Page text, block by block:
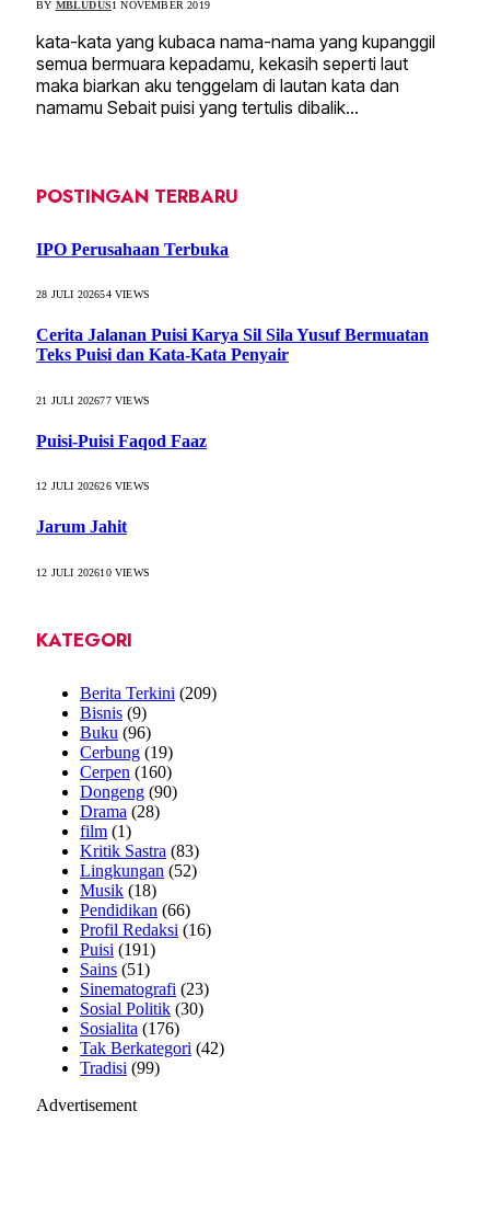
BY MBLUDUS1 NOVEMBER 2019
kata-kata yang kubaca nama-nama yang kupanggil
semua bermuara kepadamu, kekasih seperti laut
maka biarkan aku tenggelam di lautan kata dan
namamu Sebait puisi yang tertulis dibalik…
POSTINGAN TERBARU
IPO Perusahaan Terbuka
28 JULI 202654VIEWS
Cerita Jalanan Puisi Karya Sil Sila Yusuf Bermuatan
Teks Puisi dan Kata-Kata Penyair
21 JULI 202677VIEWS
Puisi-Puisi Faqod Faaz
12 JULI 202626VIEWS
Jarum Jahit
12 JULI 202610VIEWS
KATEGORI
Berita Terkini (209)
Bisnis (9)
Buku (96)
Cerbung (19)
Cerpen (160)
Dongeng (90)
Drama (28)
film (1)
Kritik Sastra (83)
Lingkungan (52)
Musik (18)
Pendidikan (66)
Profil Redaksi (16)
Puisi (191)
Sains (51)
Sinematografi (23)
Sosial Politik (30)
Sosialita (176)
Tak Berkategori (42)
Tradisi (99)
Advertisement